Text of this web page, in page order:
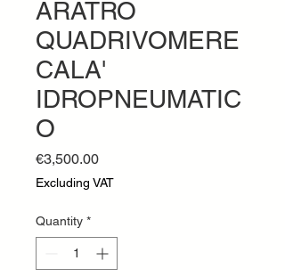
ARATRO
QUADRIVOMERE
CALA'
IDROPNEUMATIC
O
€3,500.00Price
Excluding VAT
Quantity *